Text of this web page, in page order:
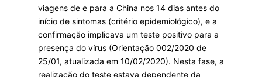
viagens de e para a China nos 14 dias antes do
início de sintomas (critério epidemiológico), e a
confirmação implicava um teste positivo para a
presença do vírus (Orientação 002/2020 de
25/01, atualizada em 10/02/2020). Nesta fase, a
realização do teste estava dependente da